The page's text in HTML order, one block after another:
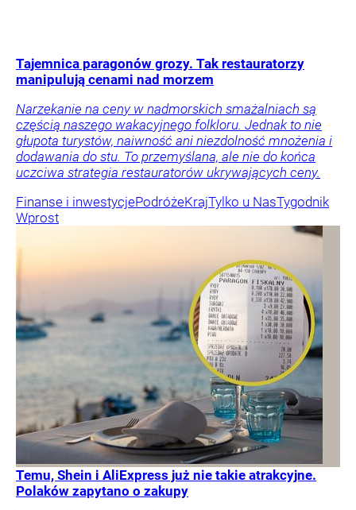
Tajemnica paragonów grozy. Tak restauratorzy
manipulują cenami nad morzem
Narzekanie na ceny w nadmorskich smażalniach są
częścią naszego wakacyjnego folkloru. Jednak to nie
głupota turystów, naiwność ani niezdolność mnożenia i
dodawania do stu. To przemyślana, ale nie do końca
uczciwa strategia restauratorów ukrywających ceny.
Finanse i inwestycjePodróżeKrajTylko u NasTygodnik
Wprost
Temu, Shein i AliExpress już nie takie atrakcyjne.
Polaków zapytano o zakupy